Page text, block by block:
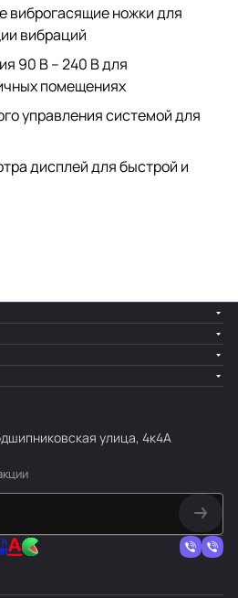
виброгасящие ножки для
вибраций
90 В – 240 В для
помещениях
управления системой для
дисплей для быстрой и
улица, 4к4А